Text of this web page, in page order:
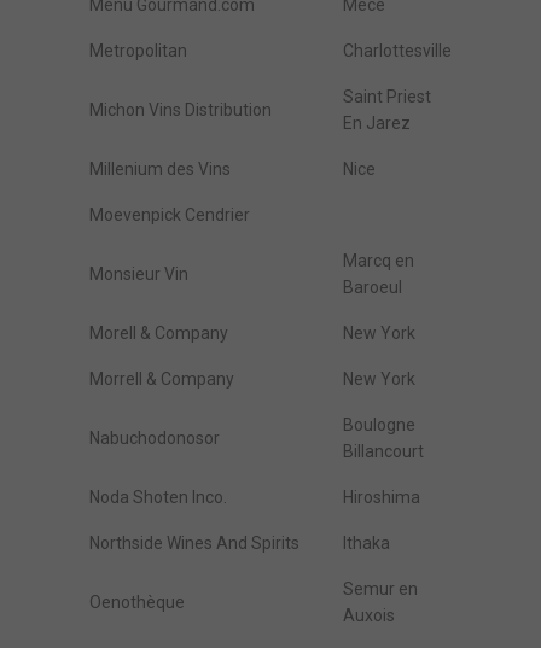
Menu Gourmand.com Mece
Metropolitan Charlottesville
Michon Vins Distribution
Saint Priest
En Jarez
Millenium des Vins Nice
Moevenpick Cendrier
Monsieur Vin
Marcq en
Baroeul
Morell & Company New York
Morrell & Company New York
Nabuchodonosor
Boulogne
Billancourt
Noda Shoten Inco. Hiroshima
Northside Wines And Spirits Ithaka
Oenothèque
Semur en
Auxois